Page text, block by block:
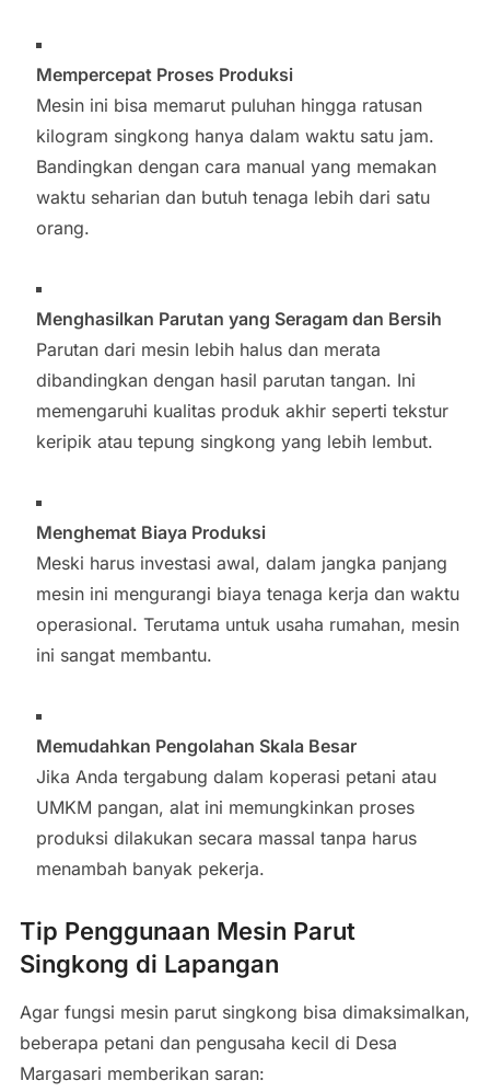
Mempercepat Proses Produksi
Mesin ini bisa memarut puluhan hingga ratusan
kilogram singkong hanya dalam waktu satu jam.
Bandingkan dengan cara manual yang memakan
waktu seharian dan butuh tenaga lebih dari satu
orang.
Menghasilkan Parutan yang Seragam dan Bersih
Parutan dari mesin lebih halus dan merata
dibandingkan dengan hasil parutan tangan. Ini
memengaruhi kualitas produk akhir seperti tekstur
keripik atau tepung singkong yang lebih lembut.
Menghemat Biaya Produksi
Meski harus investasi awal, dalam jangka panjang
mesin ini mengurangi biaya tenaga kerja dan waktu
operasional. Terutama untuk usaha rumahan, mesin
ini sangat membantu.
Memudahkan Pengolahan Skala Besar
Jika Anda tergabung dalam koperasi petani atau
UMKM pangan, alat ini memungkinkan proses
produksi dilakukan secara massal tanpa harus
menambah banyak pekerja.
Tip Penggunaan Mesin Parut
Singkong di Lapangan
Agar fungsi mesin parut singkong bisa dimaksimalkan,
beberapa petani dan pengusaha kecil di Desa
Margasari memberikan saran: